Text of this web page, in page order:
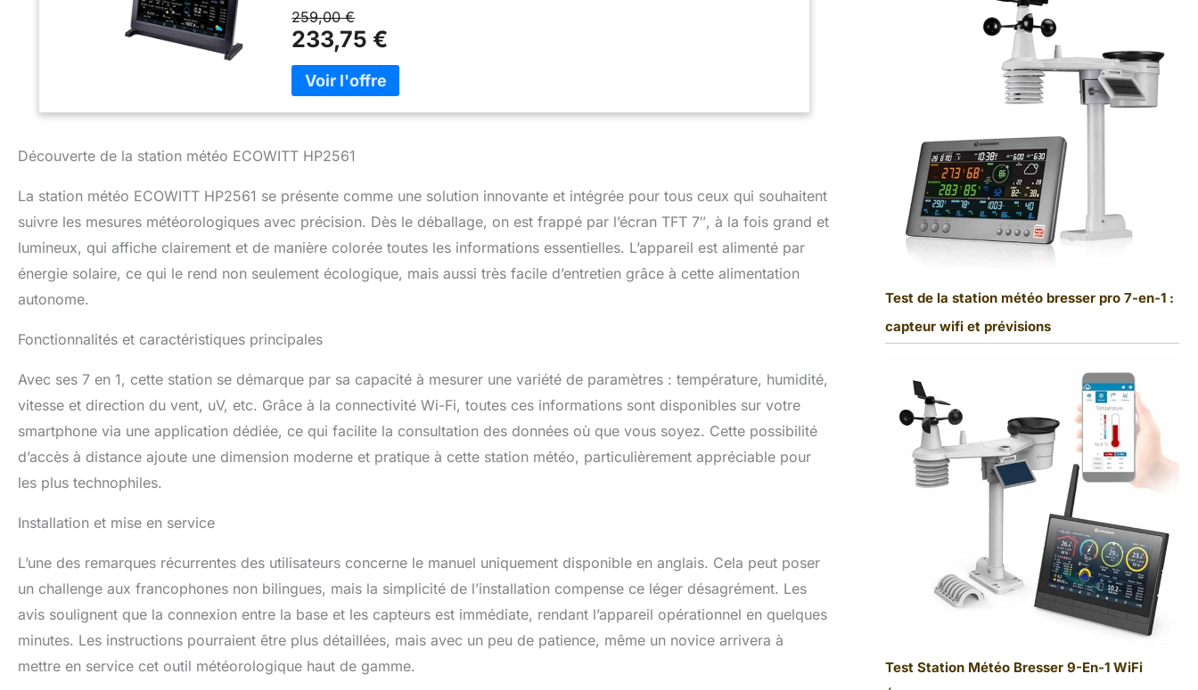
mesure plus précises pour que vous puissiez voir les données à la maison ou
dans le jardin plus détendu via votre smartphone ou d'autres écrans. Configurer
sans fil : Les données peuvent être affichées dans notre application WS w Plus ou
Ecowitt une fois la configuration Wi-Fi terminée, pour afficher les données
collectées en temps réel, gérer les paramètres d'étalonnage du capteur et gérer la
sélection du capteur. La fréquence des produits vendus en Europe est de 868
(Weather Underground) ou WeatherCloud. Afficher les données en ligne sur WS w
afficher les données en temps réel des capteurs extérieurs (applicable uniquement
aux passerelles WiFi). Pour surveiller à distance les données du capteur, veuillez
télécharger les données sur notre serveur Ecowitt Weather. Service après-vente
parfait : La technologie matérielle et logicielle peut être mise à jour en permanence,
ce qui rend la station météo plus pratique et plus portable, et la mesure des
l'échanger sans soucis pour vous.
259,00 €
233,75 €
Découverte de la station météo ECOWITT HP2561
La station météo ECOWITT HP2561 se présente comme une solution innovante et intégrée pour tous ceux qui souhaitent
suivre les mesures météorologiques avec précision. Dès le déballage, on est frappé par l’écran TFT 7″, à la fois grand et
lumineux, qui affiche clairement et de manière colorée toutes les informations essentielles. L’appareil est alimenté par
énergie solaire, ce qui le rend non seulement écologique, mais aussi très facile d’entretien grâce à cette alimentation
autonome.
Fonctionnalités et caractéristiques principales
Avec ses 7 en 1, cette station se démarque par sa capacité à mesurer une variété de paramètres : température, humidité,
vitesse et direction du vent, uV, etc. Grâce à la connectivité Wi-Fi, toutes ces informations sont disponibles sur votre
smartphone via une application dédiée, ce qui facilite la consultation des données où que vous soyez. Cette possibilité
d’accès à distance ajoute une dimension moderne et pratique à cette station météo, particulièrement appréciable pour
les plus technophiles.
Installation et mise en service
L’une des remarques récurrentes des utilisateurs concerne le manuel uniquement disponible en anglais. Cela peut poser
un challenge aux francophones non bilingues, mais la simplicité de l’installation compense ce léger désagrément. Les
avis soulignent que la connexion entre la base et les capteurs est immédiate, rendant l’appareil opérationnel en quelques
minutes. Les instructions pourraient être plus détaillées, mais avec un peu de patience, même un novice arrivera à
mettre en service cet outil météorologique haut de gamme.
Test de la station météo bresser pro 7-en-1 :
capteur wifi et prévisions
Test Station Météo Bresser 9-En-1 WiFi